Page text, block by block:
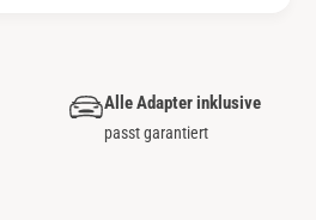
Alle Adapter inklusive
passt garantiert